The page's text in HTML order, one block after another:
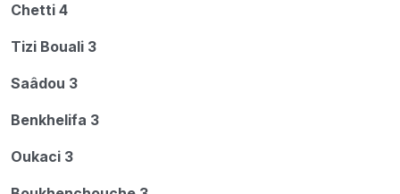
Chetti 4
Tizi Bouali 3
Saâdou 3
Benkhelifa 3
Oukaci 3